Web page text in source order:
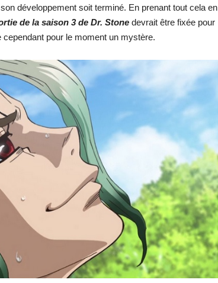
développement soit terminé. En prenant tout cela en
de la saison 3 de Dr. Stone devrait être fixée pour
pour le moment un mystère.